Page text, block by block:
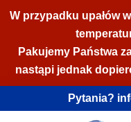
do
treści
W przypadku upałów
Pakujemy Państwa
nastąpi jednak
Pytania?